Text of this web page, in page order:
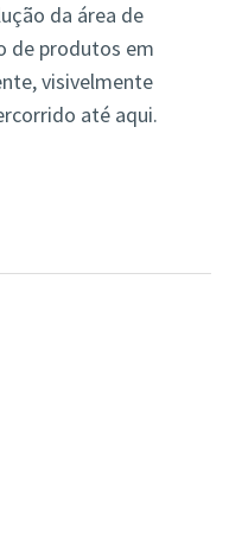
da área de
de produtos em
visivelmente
até aqui.